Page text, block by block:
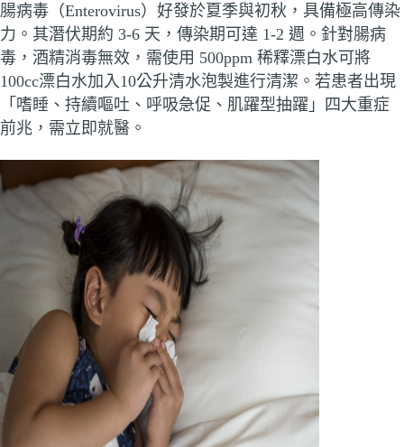
腸病毒（Enterovirus）好發於夏季與初秋，具備極高傳染
力。其潛伏期約 3-6 天，傳染期可達 1-2 週。針對腸病
毒，酒精消毒無效，需使用 500ppm 稀釋漂白水可將
100cc漂白水加入10公升清水泡製進行清潔。若患者出現
「嗜睡、持續嘔吐、呼吸急促、肌躍型抽躍」四大重症
前兆，需立即就醫。